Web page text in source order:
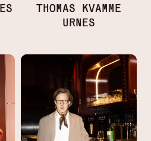
THOMAS KVAMME
URNES